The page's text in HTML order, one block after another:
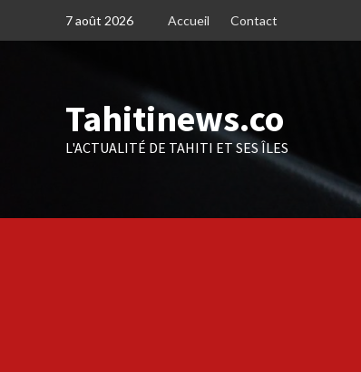
7 août 2026 Accueil Contact
Tahitinews.co
L'ACTUALITÉ DE TAHITI ET SES ÎLES